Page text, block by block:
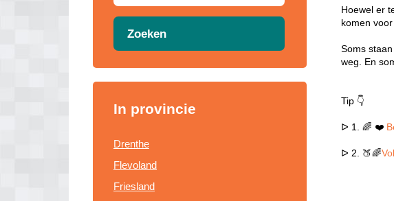
Zoeken
In provincie
Drenthe
Flevoland
Friesland
Hoewel er
komen
Soms
weg. En
Tip 👇
ᐅ 1. 🌈 ❤️
ᐅ 2. 🍑🌈